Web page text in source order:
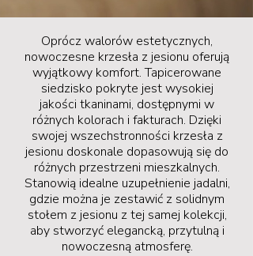
Oprócz walorów estetycznych,
nowoczesne krzesła z jesionu oferują
wyjątkowy komfort. Tapicerowane
siedzisko pokryte jest wysokiej
jakości tkaninami, dostępnymi w
różnych kolorach i fakturach. Dzięki
swojej wszechstronności krzesła z
jesionu doskonale dopasowują się do
różnych przestrzeni mieszkalnych.
Stanowią idealne uzupełnienie jadalni,
gdzie można je zestawić z solidnym
stołem z jesionu z tej samej kolekcji,
aby stworzyć elegancką, przytulną i
nowoczesną atmosferę.